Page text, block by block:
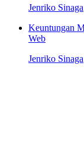
Jenriko Sinaga
Keuntungan
Web
Jenriko Sinaga